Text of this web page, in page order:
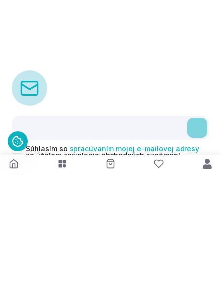
Súhlasím so spracúvaním mojej e-mailovej adresy
za účelom zasielania obchodných oznámení
(newsletterov) v súlade s čl. 6 ods. 1 písm. a)
Nariadenia GDPR. Svoj súhlas môžem kedykoľvek